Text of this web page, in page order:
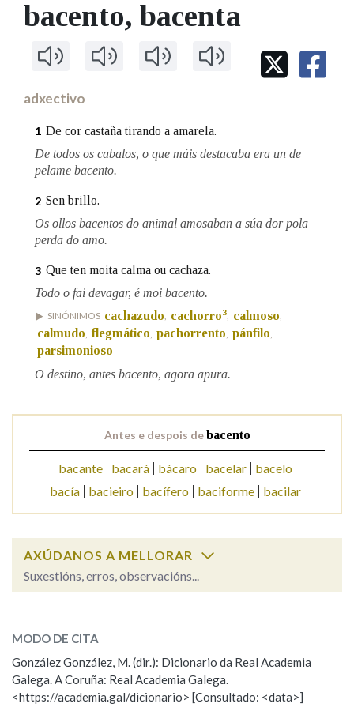
MARCIAL DEL ADALID
CASA-MUSEO EMILIA PARDO
BAZÁN
FIGURAS HOMENAXEADAS
HISTORIA
60 ANOS DLG
Facebook
TwitterYoutubeInstagramBluesky
BUSCAR NOS LEMAS
Comeza por
Contén
BUSCAR NO CONTIDO
Nas definicións
Nos exemplos
OUTRAS OPCIÓNS DE BUSCA
Marcas gramaticais
Pertence a
bacento, bacenta
adxectivo
1 De cor castaña tirando a amarela.
De todos os cabalos, o que máis destacaba era un de
pelame bacento.
2 Sen brillo.
Os ollos bacentos do animal amosaban a súa dor pola
perda do amo.
3 Que ten moita calma ou cachaza.
Todo o fai devagar, é moi bacento.
SINÓNIMOS cachazudo, cachorro3, calmoso,
calmudo flegmático pachorrento pánfilo
parsimonioso
O destino, antes bacento, agora apura.
Antes e despois debacento
bacante bacará bácaro bacelar
bacelo
bacía
bacieiro bacífero baciforme bacilar
AXÚDANOS A MELLORAR
Suxestións, erros, observacións...
ESCOLLE UNHA OPCIÓN:
Observación Hai un erro na palabra
Propoño mellorar a definición
MODO DE CITA
González González, M. (dir.): Dicionario da Real Academia
Galega. A Coruña: Real Academia Galega.
<https://academia.gal/dicionario> [Consultado: <data>]